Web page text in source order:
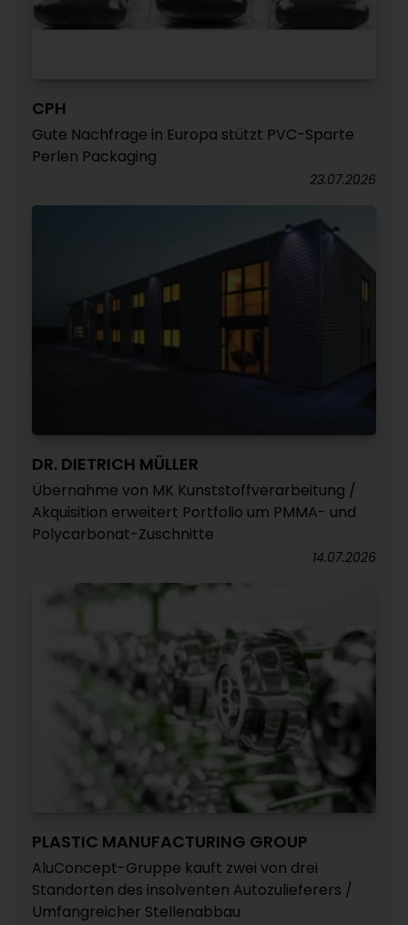
CPH
Gute Nachfrage in Europa stützt PVC-Sparte
Perlen Packaging
23.07.2026
DR. DIETRICH MÜLLER
Übernahme von MK Kunststoffverarbeitung /
Akquisition erweitert Portfolio um PMMA- und
Polycarbonat-Zuschnitte
14.07.2026
PLASTIC MANUFACTURING GROUP
AluConcept-Gruppe kauft zwei von drei
Standorten des insolventen Autozulieferers /
Umfangreicher Stellenabbau